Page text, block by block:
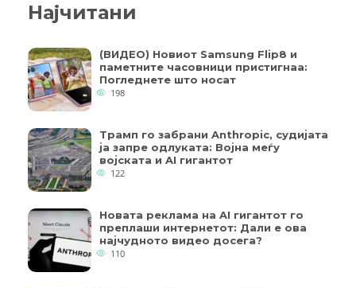
Најчитани
(ВИДЕО) Новиот Samsung Flip8 и
паметните часовници пристигнаа:
Погледнете што носат
198
Трамп го забрани Anthropic, судијата
ја запре одлуката: Војна меѓу
војската и AI гигантот
122
Новата реклама на AI гигантот го
преплаши интернетот: Дали е ова
најчудното видео досега?
110